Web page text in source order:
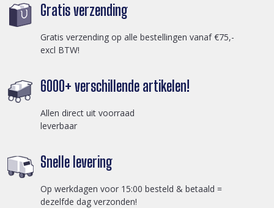
Gratis verzending
Gratis verzending op alle bestellingen vanaf €75,-
excl BTW!
6000+ verschillende artikelen!
Allen direct uit voorraad
leverbaar
Snelle levering
Op werkdagen voor 15:00 besteld & betaald =
dezelfde dag verzonden!